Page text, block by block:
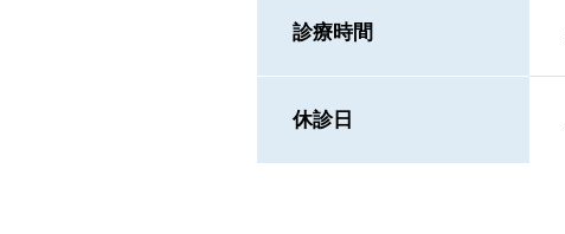
診療時間
休診日